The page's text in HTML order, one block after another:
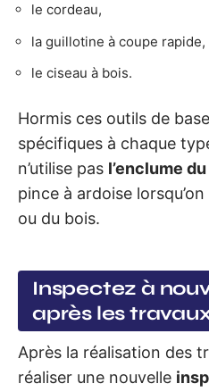
le cordeau,
la guillotine à coupe rapide,
le ciseau à bois.
Hormis ces outils de
spécifiques à chaque
n’utilise pas l’enclume
pince à ardoise
ou du bois.
Inspectez à
après les
Après la réalisation des
réaliser une nouvelle